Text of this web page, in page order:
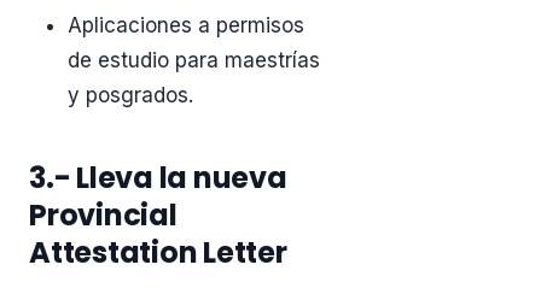
Aplicaciones a permisos
de estudio para maestrías
y posgrados.
3.- Lleva la nueva
Provincial
Attestation Letter